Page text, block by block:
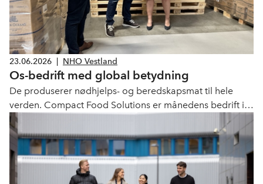
23.06.2026 NHO Vestland
Os-bedrift med global betydning
De produserer nødhjelps- og beredskapsmat til hele
verden. Compact Food Solutions er månedens bedrift i
juni!